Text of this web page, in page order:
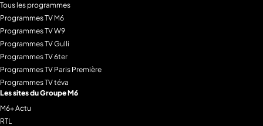
Tous les programmes
Programmes TV M6
Programmes TV W9
Programmes TV Gulli
Programmes TV 6ter
Programmes TV Paris Première
Programmes TV téva
Les sites du Groupe M6
M6+ Actu
RTL